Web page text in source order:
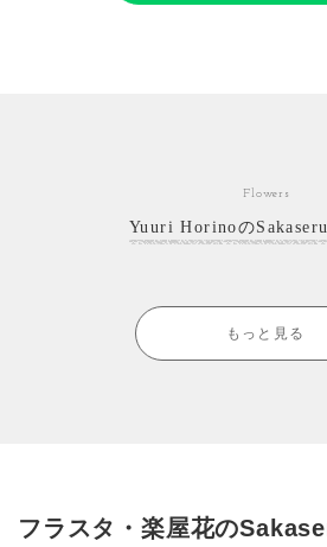
Flowers
Yuuri Horinoの
もっと見る
フラスタ・楽屋花の